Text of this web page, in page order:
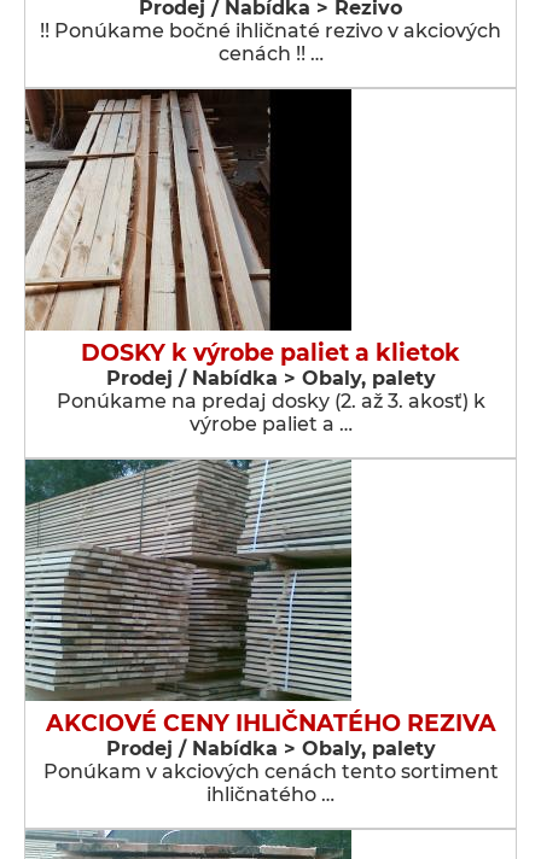
Prodej / Nabídka > Řezivo
!! Ponúkame bočné ihličnaté rezivo v akciových
cenách !! …
DOSKY k výrobe paliet a klietok
Prodej / Nabídka > Obaly, palety
Ponúkame na predaj dosky (2. až 3. akosť) k
výrobe paliet a …
AKCIOVÉ CENY IHLIČNATÉHO REZIVA
Prodej / Nabídka > Obaly, palety
Ponúkam v akciových cenách tento sortiment
ihličnatého …